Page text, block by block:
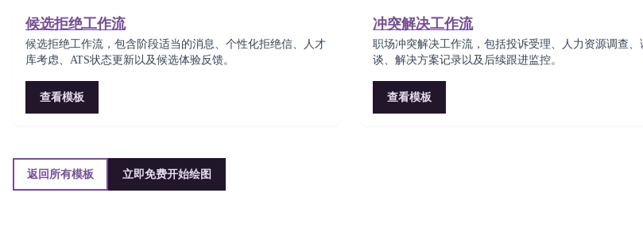
候选拒绝工作流
候选拒绝工作流，包含阶段适当的消息、个性化拒绝信、人才
库考虑、ATS状态更新以及候选体验反馈。
查看模板
冲突解决工作流
职场冲突解决工作流，包括投诉受理、人力资源调查、
谈、解决方案记录以及后续跟进监控。
查看模板
返回所有模板 立即免费开始绘图